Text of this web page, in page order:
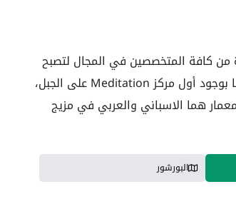
كافة المتخصصين في المجال لتصبح
مختلفة عن غيرها من القرى المجاورة ومصدر جذب سياحي خصوصا بوجود أول مركز Meditation على الجبل،
هما الاسباني والعربي في مزيج
البورشور